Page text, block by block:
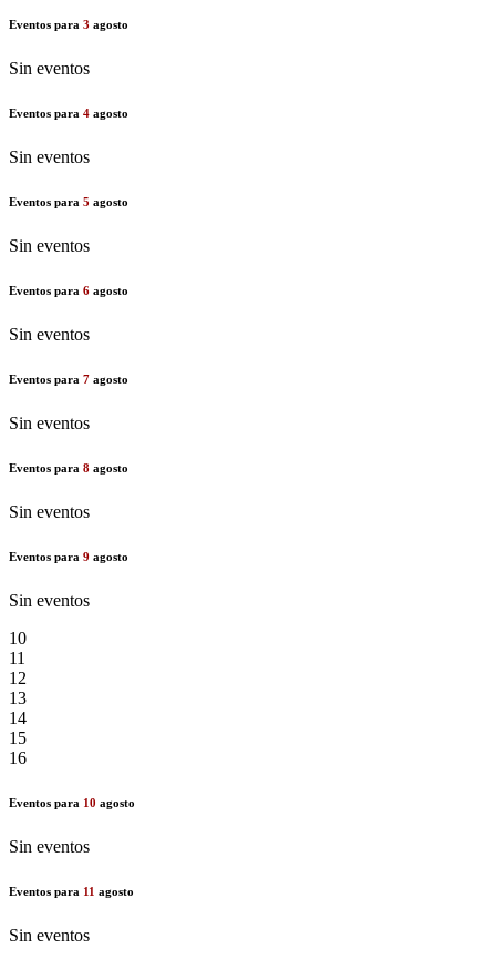
Eventos para 3 agosto
Sin eventos
Eventos para 4 agosto
Sin eventos
Eventos para 5 agosto
Sin eventos
Eventos para 6 agosto
Sin eventos
Eventos para 7 agosto
Sin eventos
Eventos para 8 agosto
Sin eventos
Eventos para 9 agosto
Sin eventos
10
11
12
13
14
15
16
Eventos para 10 agosto
Sin eventos
Eventos para 11 agosto
Sin eventos